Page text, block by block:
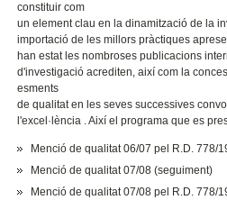
constituir com
un element clau en la dinamització de la
importació de les millors pràctiques
han estat les nombroses publicacions
d'investigació acrediten, així com la
esments
de qualitat en les seves successives
l'excel·lència . Així el programa que es
Menció de qualitat 06/07 pel R.D. 778/
Menció de qualitat 07/08 (seguiment)
Menció de qualitat 07/08 pel R.D. 778/